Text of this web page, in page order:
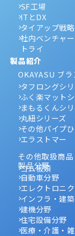
SF工場
ITとDX
タイアップ戦略
社内ベンチャー
トライ
製品紹介
OKAYASU ブラ
タフロングシ
ふく楽マット
まもるくんシ
丸紐シリーズ
その他パイプ
エラストマー
その他取扱商品
ゴム板類
製品分野
自動車分野
エレクトロニ
インフラ・建
建機分野
住宅設備分野
医療・介護・